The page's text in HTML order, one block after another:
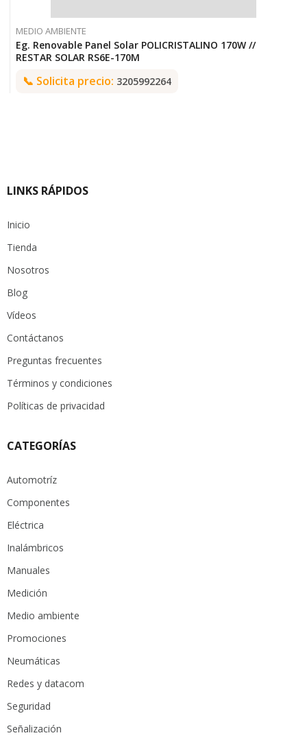
MEDIO AMBIENTE
Eg. Renovable Panel Solar POLICRISTALINO 170W //
RESTAR SOLAR RS6E-170M
📞 Solicita precio: 3205992264
LINKS RÁPIDOS
Inicio
Tienda
Nosotros
Blog
Vídeos
Contáctanos
Preguntas frecuentes
Términos y condiciones
Políticas de privacidad
CATEGORÍAS
Automotríz
Componentes
Eléctrica
Inalámbricos
Manuales
Medición
Medio ambiente
Promociones
Neumáticas
Redes y datacom
Seguridad
Señalización